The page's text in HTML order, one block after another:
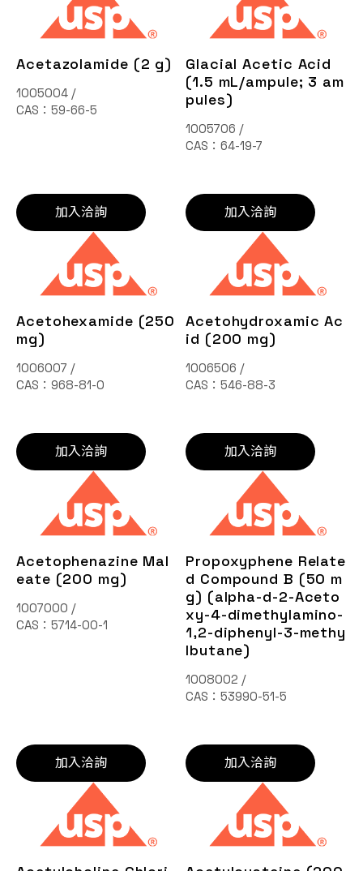
Acetazolamide (2 g)
1005004 /
CAS：59-66-5
加入洽詢
Glacial Acetic Acid
(1.5 mL/ampule; 3 am
pules)
1005706 /
CAS：64-19-7
加入洽詢
Acetohexamide (250
mg)
1006007 /
CAS：968-81-0
加入洽詢
Acetohydroxamic Ac
id (200 mg)
1006506 /
CAS：546-88-3
加入洽詢
Acetophenazine Mal
eate (200 mg)
1007000 /
CAS：5714-00-1
加入洽詢
Propoxyphene Relate
d Compound B (50 m
g) (alpha-d-2-Aceto
xy-4-dimethylamino-
1,2-diphenyl-3-methy
lbutane)
1008002 /
CAS：53990-51-5
加入洽詢